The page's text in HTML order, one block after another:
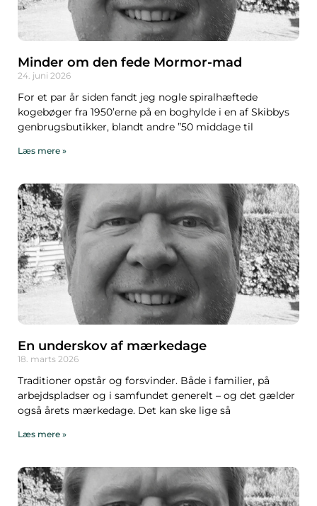
Minder om den fede Mormor-mad
24. juni 2026
For et par år siden fandt jeg nogle spiralhæftede
kogebøger fra 1950’erne på en boghylde i en af Skibbys
genbrugsbutikker, blandt andre ”50 middage til
Læs mere »
En underskov af mærkedage
18. marts 2026
Traditioner opstår og forsvinder. Både i familier, på
arbejdspladser og i samfundet generelt – og det gælder
også årets mærkedage. Det kan ske lige så
Læs mere »